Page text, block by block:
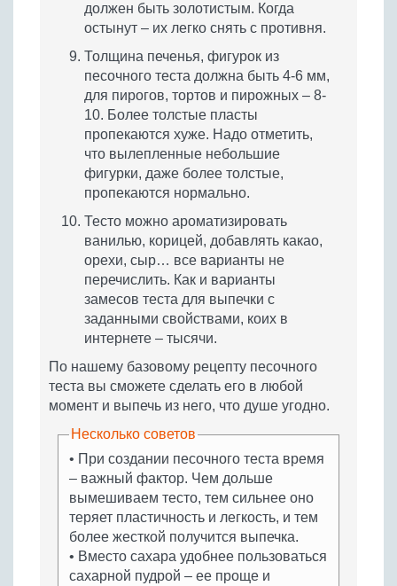
должен быть золотистым. Когда
остынут – их легко снять с противня.
Толщина печенья, фигурок из
песочного теста должна быть 4-6 мм,
для пирогов, тортов и пирожных – 8-
10. Более толстые пласты
пропекаются хуже. Надо отметить,
что вылепленные небольшие
фигурки, даже более толстые,
пропекаются нормально.
Тесто можно ароматизировать
ванилью, корицей, добавлять какао,
орехи, сыр… все варианты не
перечислить. Как и варианты
замесов теста для выпечки с
заданными свойствами, коих в
интернете – тысячи.
По нашему базовому рецепту песочного
теста вы сможете сделать его в любой
момент и выпечь из него, что душе угодно.
Несколько советов
• При создании песочного теста время
– важный фактор. Чем дольше
вымешиваем тесто, тем сильнее оно
теряет пластичность и легкость, и тем
более жесткой получится выпечка.
• Вместо сахара удобнее пользоваться
сахарной пудрой – ее проще и